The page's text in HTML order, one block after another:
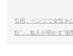
引用：ベンツで女性を
狂”……知人が明かす“衝